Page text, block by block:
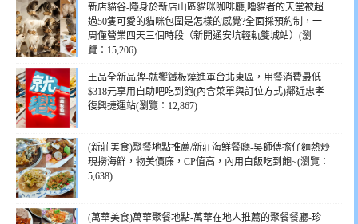
新店貓谷-隱身於新店山區貓咪咖啡廳,嚕貓者的天堂被超
過50隻可愛的貓咪包圍是怎樣的感覺?全面採預約制，一
周僅營業四天三個時段（新開通安坑輕軌雙城站）(瀏
覽：15,206)
王品全新品牌-就饗鐵板燒進軍台北東區，用餐消費最低
$318元享用自助吧吃到飽(內含菜單與訂位方式)鄰近忠孝
復興捷運站(瀏覽：12,867)
(新莊美食)聚餐地點推薦/新莊海鮮餐廳-吳師傅擔仔麵熱炒
現撈海鮮，物美價廉，CP值高，內用白飯吃到飽~(瀏覽：
5,638)
(萬華美食)萬華聚餐地點-萬華在地人推薦的聚餐餐廳-珍